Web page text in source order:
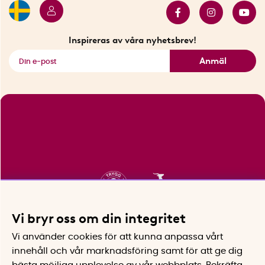
Inspireras av våra nyhetsbrev!
Anmäl
Vi bryr oss om din integritet
Vi använder cookies för att kunna anpassa vårt
innehåll och vår marknadsföring samt för att ge dig